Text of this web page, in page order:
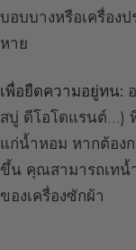
บอบบางหรือเครื่อง
หาย
เพื่อยืดความอยู่ทน:
สบู่ ดีโอโดแรนต์…)
แก่น้ำหอม หากต้อง
ขึ้น คุณสามารถเทน้
ของเครื่องซักผ้า